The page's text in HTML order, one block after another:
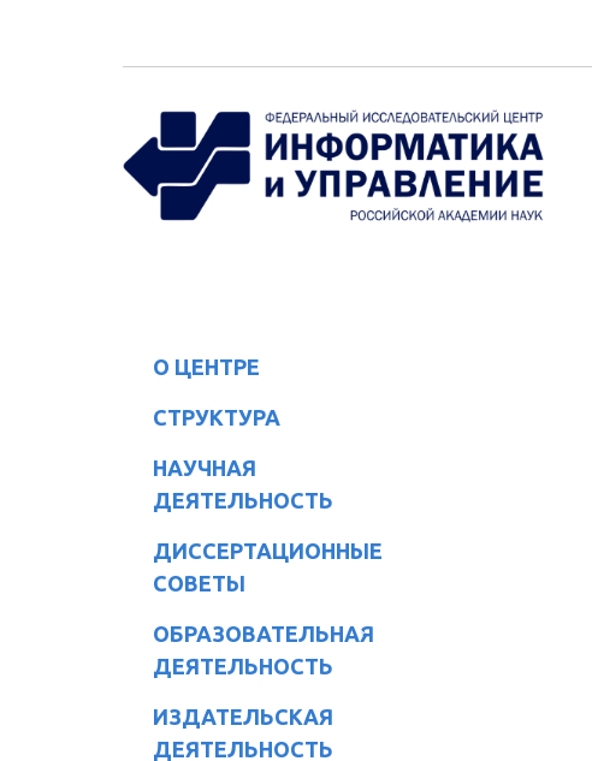
О ЦЕНТРЕ
СТРУКТУРА
НАУЧНАЯ
ДЕЯТЕЛЬНОСТЬ
ДИССЕРТАЦИОННЫЕ
СОВЕТЫ
ОБРАЗОВАТЕЛЬНАЯ
ДЕЯТЕЛЬНОСТЬ
ИЗДАТЕЛЬСКАЯ
ДЕЯТЕЛЬНОСТЬ